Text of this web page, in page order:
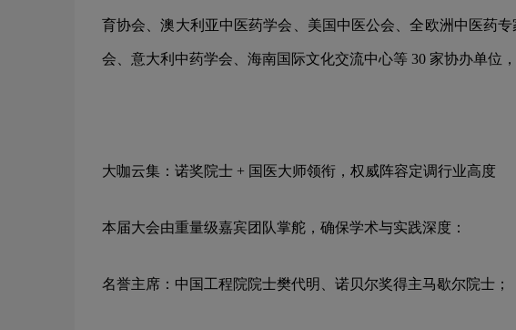
育协会、澳大利亚中医药学会、美国中医公会、全欧洲中医药
会、意大利中药学会、海南国际文化交流中心等 30 家协办单位
大咖云集：诺奖院士 + 国医大师领衔，权威阵容定调行业高度
本届大会由重量级嘉宾团队掌舵，确保学术与实践深度：
名誉主席：中国工程院院士樊代明、诺贝尔奖得主马歇尔院士；